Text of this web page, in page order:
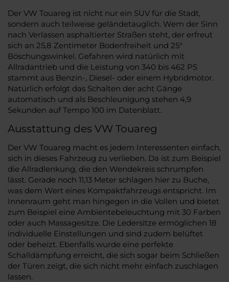
Der VW Touareg ist nicht nur ein SUV für die Stadt,
sondern auch teilweise geländetauglich. Wem der Sinn
nach Verlassen asphaltierter Straßen steht, der erfreut
sich an 25,8 Zentimeter Bodenfreiheit und 25°
Böschungswinkel. Gefahren wird natürlich mit
Allradantrieb und die Leistung von 340 bis 462 PS
stammt aus Benzin-, Diesel- oder einem Hybridmotor.
Natürlich erfolgt das Schalten der acht Gänge
automatisch und als Beschleunigung stehen 4,9
Sekunden auf Tempo 100 im Datenblatt.
Ausstattung des VW Touareg
Der VW Touareg macht es jedem Interessenten einfach,
sich in dieses Fahrzeug zu verlieben. Da ist zum Beispiel
die Allradlenkung, die den Wendekreis schrumpfen
lässt. Gerade noch 11,13 Meter schlagen hier zu Buche,
was dem Wert eines Kompaktfahrzeugs entspricht. Im
Innenraum geht man hingegen in die Vollen und bietet
zum Beispiel eine Ambientebeleuchtung mit 30 Farben
oder auch Massagesitze. Die Ledersitze ermöglichen 18
individuelle Einstellungen und sind zudem belüftet
oder beheizt. Ebenfalls wurde eine perfekte
Schalldämpfung erreicht, die sich sogar beim Schließen
der Türen zeigt, die sich nicht mehr einfach zuschlagen
lassen.